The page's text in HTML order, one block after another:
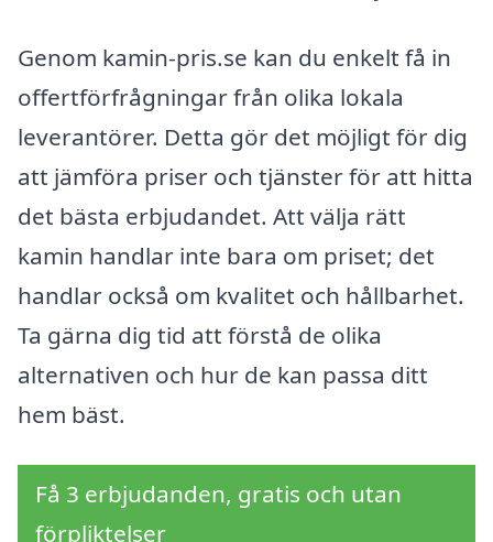
Genom kamin-pris.se kan du enkelt få in
offertförfrågningar från olika lokala
leverantörer. Detta gör det möjligt för dig
att jämföra priser och tjänster för att hitta
det bästa erbjudandet. Att välja rätt
kamin handlar inte bara om priset; det
handlar också om kvalitet och hållbarhet.
Ta gärna dig tid att förstå de olika
alternativen och hur de kan passa ditt
hem bäst.
Få 3 erbjudanden, gratis och utan
förpliktelser